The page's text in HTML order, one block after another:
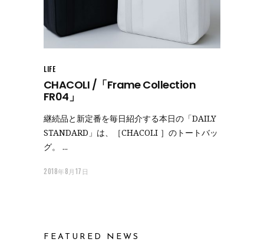
LIFE
CHACOLI /「Frame Collection
FR04」
継続品と新定番を毎日紹介する本日の「DAILY
STANDARD」は、［CHACOLI ］のトートバッ
グ。
2018年8月17日
FEATURED NEWS